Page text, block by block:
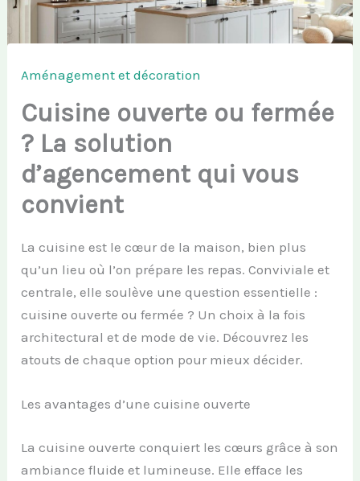
Aménagement et décoration
Cuisine ouverte ou fermée
? La solution
d’agencement qui vous
convient
La cuisine est le cœur de la maison, bien plus
qu’un lieu où l’on prépare les repas. Conviviale et
centrale, elle soulève une question essentielle :
cuisine ouverte ou fermée ? Un choix à la fois
architectural et de mode de vie. Découvrez les
atouts de chaque option pour mieux décider.
Les avantages d’une cuisine ouverte
La cuisine ouverte conquiert les cœurs grâce à son
ambiance fluide et lumineuse. Elle efface les